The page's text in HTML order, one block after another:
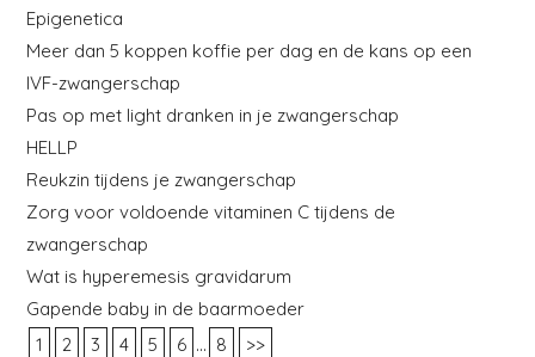
Epigenetica
Meer dan 5 koppen koffie per dag en de kans op een
IVF-zwangerschap
Pas op met light dranken in je zwangerschap
HELLP
Reukzin tijdens je zwangerschap
Zorg voor voldoende vitaminen C tijdens de
zwangerschap
Wat is hyperemesis gravidarum
Gapende baby in de baarmoeder
1
2 3 4 5 6 ... 8 >>